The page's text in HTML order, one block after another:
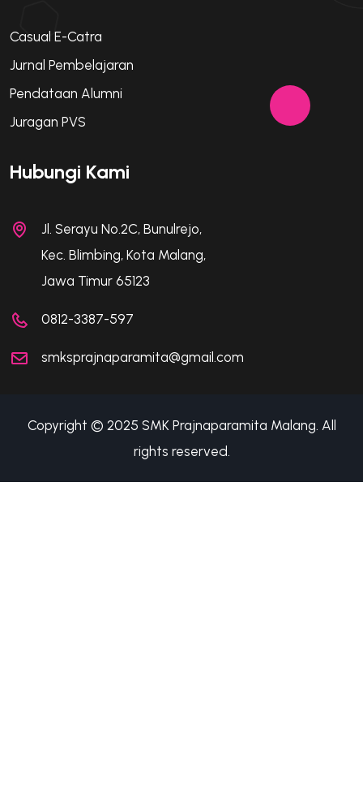
Casual E-Catra
Jurnal Pembelajaran
Pendataan Alumni
Juragan PVS
Hubungi Kami
Jl. Serayu No.2C, Bunulrejo,
Kec. Blimbing, Kota Malang,
Jawa Timur 65123
0812-3387-597
smksprajnaparamita@gmail.com
Copyright © 2025 SMK Prajnaparamita Malang. All
rights reserved.